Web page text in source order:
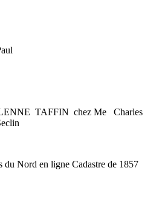
TAFFIN chez Me Charles
du Nord en ligne Cadastre de 1857